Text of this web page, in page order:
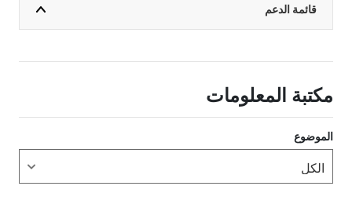
قائمة الدعم
مكتبة المعلومات
الموضوع